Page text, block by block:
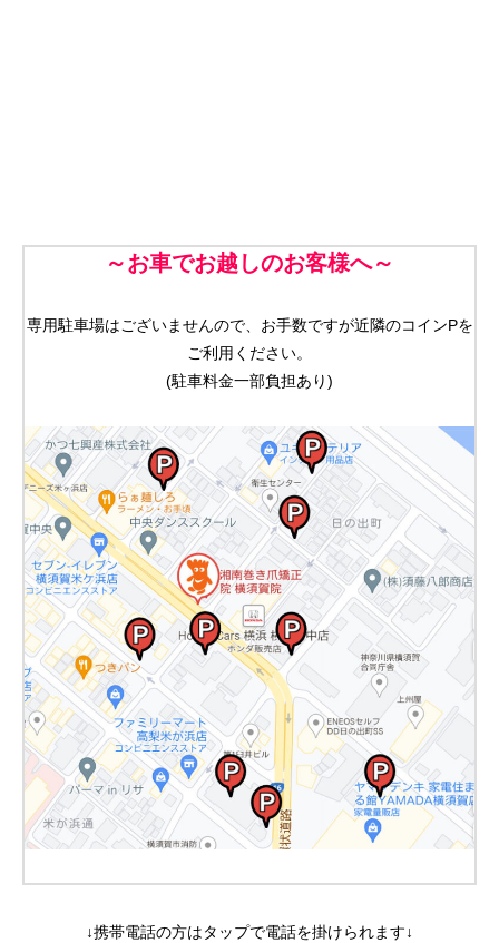
～お車でお越しのお客様へ～
専用駐車場はございませんので、お手数ですが近隣のコインPを
ご利用ください。
(駐車料金一部負担あり)
↓携帯電話の方はタップで電話を掛けられます↓